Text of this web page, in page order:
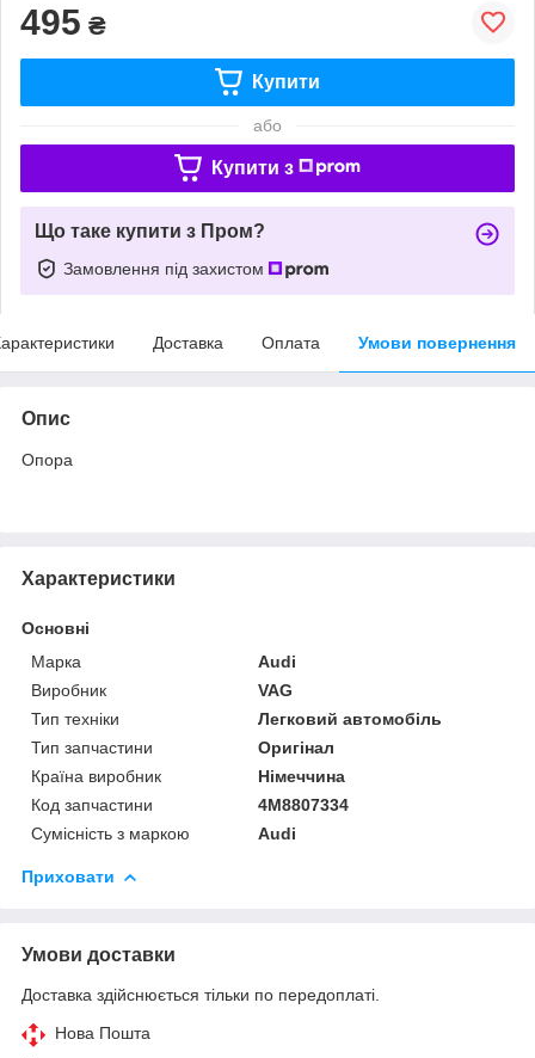
495 ₴
Купити
або
Купити з
Що таке купити з Пром?
Замовлення під захистом
Доставка Оплата Умови повернення
Опис
Опора
Характеристики
Основні
Марка
Audi
Виробник
VAG
Тип техніки
Легковий автомобіль
Тип запчастини
Оригінал
Країна виробник
Німеччина
Код запчастини
4M8807334
Сумісність з маркою
Audi
Приховати
Умови доставки
Доставка здійснюється тільки по передоплаті.
Нова Пошта